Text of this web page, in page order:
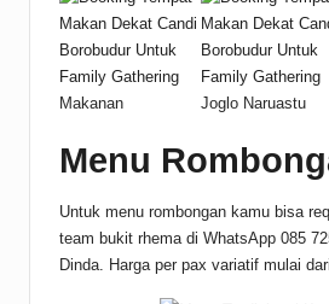
Makanan Joglo Naruastu
Menu
Untuk menu rombongan kamu bisa
team bukit rhema di WhatsApp 085
Dinda. Harga per pax variatif mulai